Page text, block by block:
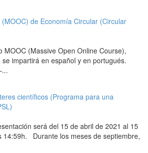
de Economía Circular (Circular
MOOC (Massive Open Online Course),
impartirá en español y en portugués.
científicos (Programa para una
será del 15 de abril de 2021 al 15
14:59h. Durante los meses de septiembre,